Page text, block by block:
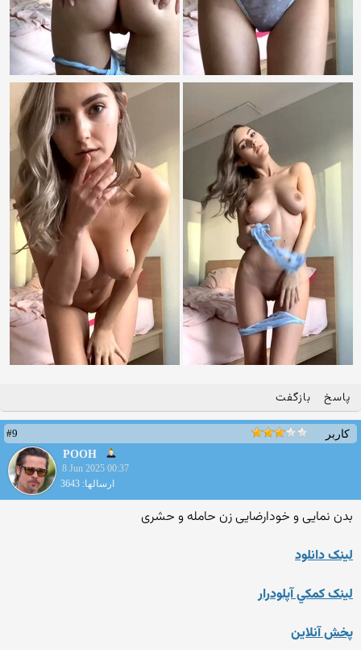
پاسخ بازگفت
کاربر
#9
POOH
8 Jun 2025 00:37
ارسالها: 3643
بدن نمایی و خودارضایی زن حامله و حشری
لينک دانلود
لينک کمکي آپلودرار
پخش آنلاين